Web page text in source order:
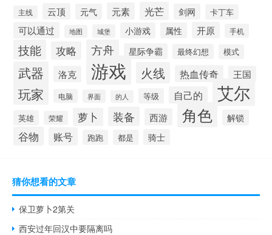
主线 云顶 元气 元素 光芒 剑网 卡丁车
可以通过 地图 城堡 小游戏 属性 开原 手机
技能 攻略 方舟 星际争霸 最终幻想 模式
武器 洛克 游戏 火线 热血传奇 王国
玩家 电脑 界面 的人 等级 自己的 艾尔
英雄 荣耀 萝卜 装备 西游 角色 解锁
谷物 账号 跑跑 都是 骑士
猜你想看的文章
保卫萝卜2第关
西安过年回汉中要隔离吗